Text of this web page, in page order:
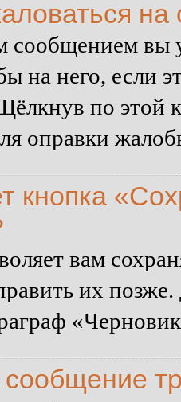
сообщением вы
на него, если
по этой
оправки
кнопка
вам
их